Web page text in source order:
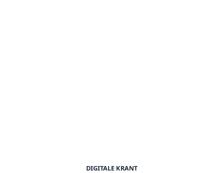
DIGITALE KRANT